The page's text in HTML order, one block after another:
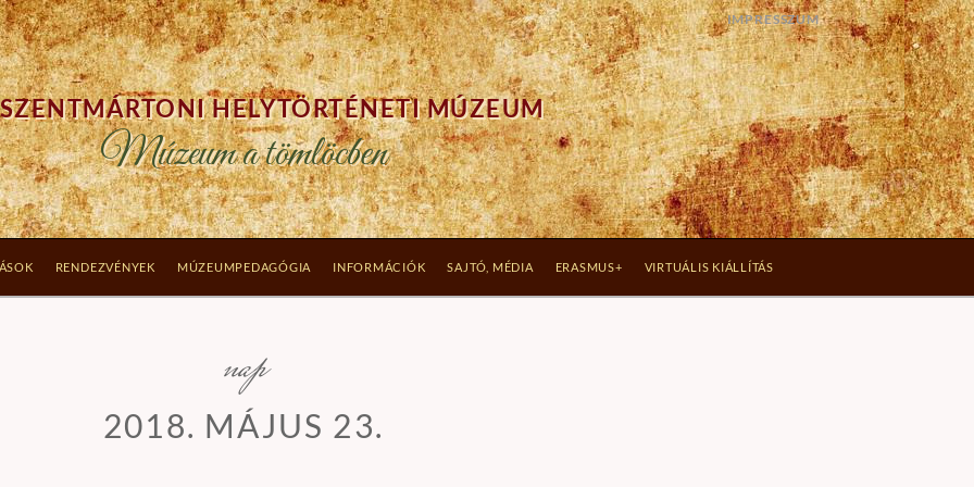
IMPRESSZUM
HELYTÖRTÉNETI MÚZEUM
Múzeum a tömlöcben
RENDEZVÉNYEK MÚZEUMPEDAGÓGIA INFORMÁCIÓK SAJTÓ, MÉDIA ERASMUS+ VIRTUÁLIS KIÁLLÍTÁS
nap
2018. MÁJUS 23.